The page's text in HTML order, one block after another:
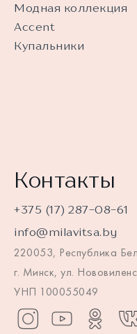
Модная коллекция
Accent
Купальники
Контакты
+375 (17) 287-08-61
info@milavitsa.by
220053, Республика
г. Минск, ул.
УНП 100055049